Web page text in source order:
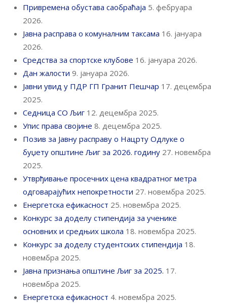
Привремена обустава саобраћаја 5. фебруара
2026.
Јавна расправа о комуналним таксама 16. јануара
2026.
Средства за спортске клубове 16. јануара 2026.
Дан жалости 9. јануара 2026.
Јавни увид у ПДР ГП Гранит Пешчар 17. децембра
2025.
Седница СО Љиг 12. децембра 2025.
Упис права својине 8. децембра 2025.
Позив за Јавну расправу о Нацрту Одлуке о
буџету општине Љиг за 2026. годину 27. новембра
2025.
Утврђивање просечних цена квадратног метра
одговарајућих непокретности 27. новембра 2025.
Енергетска ефикасност 25. новембра 2025.
Конкурс за доделу стипендија за ученике
основних и средњих школа 18. новембра 2025.
Конкурс за доделу студентских стипендија 18.
новембра 2025.
Јавна признања општине Љиг за 2025. 17.
новембра 2025.
Енергетска ефикасност 4. новембра 2025.